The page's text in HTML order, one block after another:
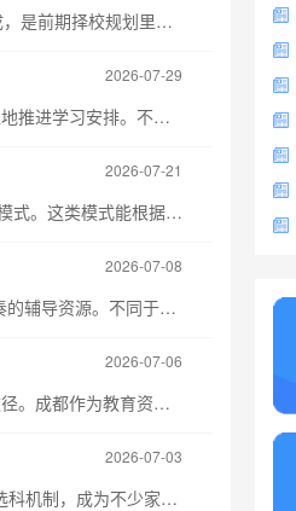
对于有成都A-Level全脱产学习规划的同学和家长来说，提前理清成都A-Level全脱产费用的相关构成，是前期择校规划里很关键的一步。A-Level课程作为全球认可度广泛的国际高 中课程体系，是不少同学申请英联邦、中国香港等地区海外本科的选择路径，全脱产的学习模式也能让同学把更多时间集中在A-Level相关内容的推进上。新航道成都学校结合本地近年的课程定价情况，为大家梳理相关费用细节，帮大家更清晰地做好预算规划。
2026-07-29
对于有国际课程学习规划的同学来说，找到适配自身节奏的Alevel课程培训机构，能帮助自己更平稳地推进学习安排。不少成都的同学在规划初期都会有类似疑问：成都Alevel课程培训机构怎么选？结合自身的学习基础、学科偏好和地理位置，就能找到适合自己的学习场地。
2026-07-21
对于成都计划学习A-Level课程、规划海外本科申请的同学来说，一对一培训是不少人会考虑的学习模式。这类模式能根据个人的学习节奏安排内容，适配不同基础的学习需求，而对应的费用构成，也是很多家庭在选择前会重点关注的内容。新航道成都A-Level培训一对一板块有成熟的服务体系，能为成都的同学提供清晰透明的费用说明和适配的课程选择方向。
2026-07-08
成都的稳步发展，越来越多就读国际部、计划走A-level课程路径的同学，开始寻找适配自身学习节奏的辅导资源。不同于普通学科补习，A-level课程衔接海外教学体系，覆盖多套考试局的不同考纲要求，选择一家贴合本土学情、服务完善的辅导机构，能帮助同学更有效地梳理知识体系，适配自身的升学规划节奏。
2026-07-06
在国际教育的浪潮中，A-Level 课程凭借其认可度高和灵活性，成为众多学生通往海外院校的重要途径。成都作为教育资源丰富的城市，各类 A-Level 培训机构如雨后春笋般涌现。在众多机构中，新航道成都A-Level 培训机构表现如何呢？让我们一探究竟。
2026-07-03
在成都国际教育赛道持续升温的当下，A-Level课程凭借全球160多个国家和地区的认可度、灵活的选科机制，成为不少家庭冲击海外院校的主流路径。面对市面上众多的培训机构，很多家长和学生都会问：成都A-Level培训机构找哪家？今天我们就结合本地市场的实际情况，梳理清晰的择校参考方向。